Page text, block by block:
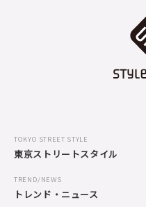
TOKYO STREET STYLE
東京ストリートスタイル
TREND/NEWS
トレンド・ニュース